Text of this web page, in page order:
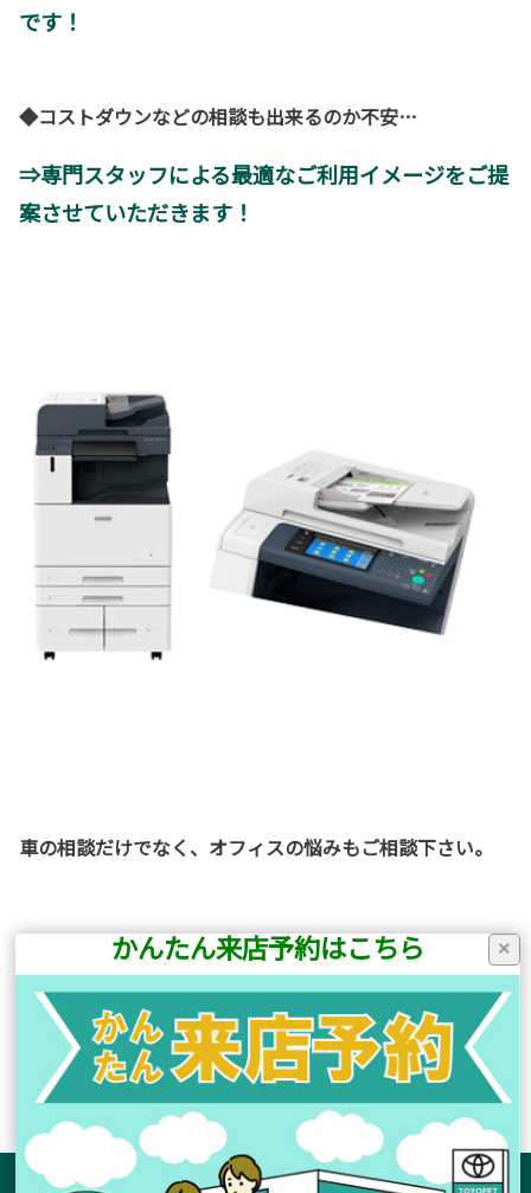
です！
◆コストダウンなどの相談も出来るのか不安…
⇒専門スタッフによる最適なご利用イメージをご提
案させていただきます！
車の相談だけでなく、オフィスの悩みもご相談下さい。
富士フィルム
ビジネスイノベーション
商品についてはこちら
サイトマップ
×
かんたん来店予約はこちら